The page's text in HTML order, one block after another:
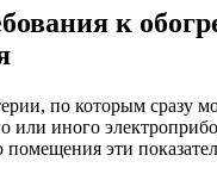
к
по которым сразу
или иного
помещения эти